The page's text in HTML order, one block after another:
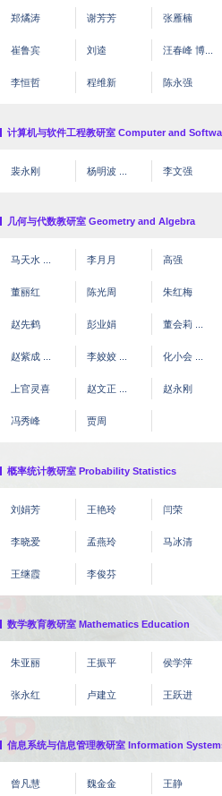
郑燏涛 谢芳芳 张雁楠
崔鲁宾 刘逵 汪春峰 博...
李恒哲 程维新 陈永强
计算机与软件工程教研室 Computer and
裴永刚 杨明波 ... 李文强
几何与代数教研室 Geometry and Algebra
马天水 ... 李月月 高强
董丽红 陈光周 朱红梅
赵先鹤 彭业娟 董会莉 ...
赵紫成 ... 李姣姣 ... 化小会 ...
上官灵喜 赵文正 ... 赵永刚
冯秀峰 贾周
概率统计教研室 Probability Statistics
刘娟芳 王艳玲 闫荣
李晓爱 孟燕玲 马冰清
王继霞 李俊芬
数学教育教研室 Mathematics Education
朱亚丽 王振平 侯学萍
张永红 卢建立 王跃进
信息系统与信息管理教研室 Information
曾凡慧 魏金金 王静